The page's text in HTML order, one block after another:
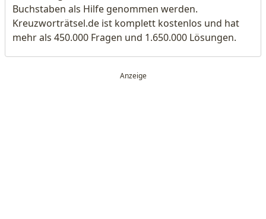
Buchstaben als Hilfe genommen werden.
Kreuzworträtsel.de ist komplett kostenlos und hat
mehr als 450.000 Fragen und 1.650.000 Lösungen.